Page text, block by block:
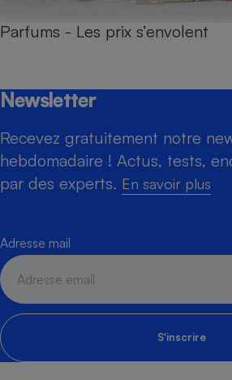
Parfums - Les prix s’envolent
Newsletter
Recevez gratuitement notre
hebdomadaire ! Actus, tests,
par des experts. En savoir plus
Adresse mail
S'inscrire